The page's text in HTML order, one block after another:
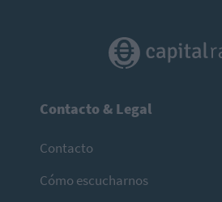
Contacto & Legal
Contacto
Cómo escucharnos